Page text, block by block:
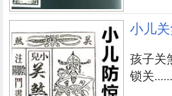
空官化空周，一生无夫手
兄弟持世求財险
手卦女儿何时回
小儿
孩子关
锁关......